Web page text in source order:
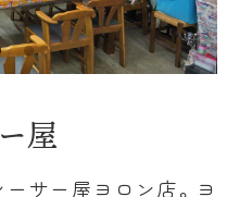
屋
サー屋ヨロン店。ヨ